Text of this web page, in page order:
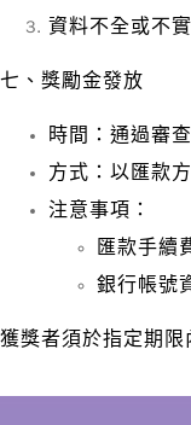
資料不全或不
七、獎勵金發放
時間：通過審
方式：以匯款
注意事項：
匯款手續
銀行帳號
獲獎者須於指定期限